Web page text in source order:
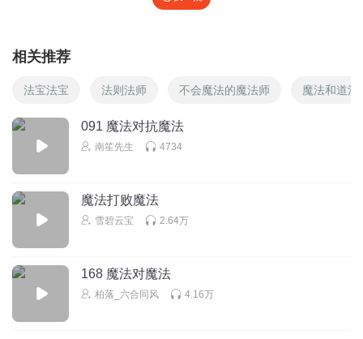
相关推荐
法宝法宝 法则法师 不会魔法的魔法师 魔法和道法
091 魔法对抗魔法
南笙先生 4734
魔法打败魔法
雪碧云宝 2.64万
168 魔法对魔法
柏落_六合同风 4.16万